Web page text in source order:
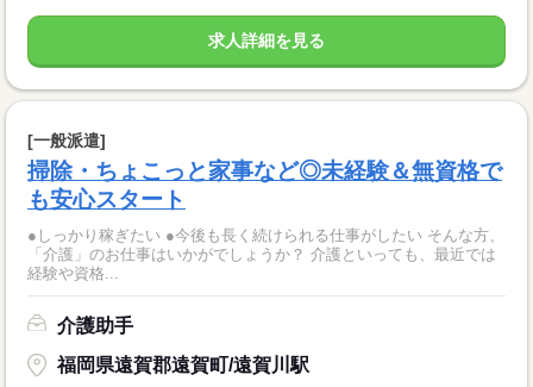
求人詳細を見る
[一般派遣]
掃除・ちょこっと家事など◎未経験＆無資格で
も安心スタート
●しっかり稼ぎたい ●今後も長く続けられる仕事がしたい そんな方、
「介護」のお仕事はいかがでしょうか？ 介護といっても、最近では
経験や資格...
介護助手
福岡県遠賀郡遠賀町/遠賀川駅